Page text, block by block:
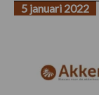
5 januari 2022